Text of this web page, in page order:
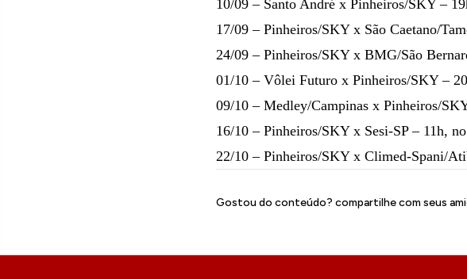
10/09 – Santo André x Pinheiros/SKY –
17/09 – Pinheiros/SKY x São Caetano/
24/09 – Pinheiros/SKY x BMG/São
01/10 – Vôlei Futuro x Pinheiros/SKY –
09/10 – Medley/Campinas x Pinheiros/
16/10 – Pinheiros/SKY x Sesi-SP – 11h,
22/10 – Pinheiros/SKY x Climed-Spani/
Gostou do conteúdo? compartilhe com seus